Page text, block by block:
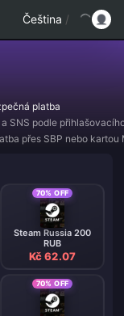
Čeština /
platba
SNS podle
přes SBP nebo kartou
70% OFF
Steam Russia 200
RUB
Kč 62.07
70% OFF